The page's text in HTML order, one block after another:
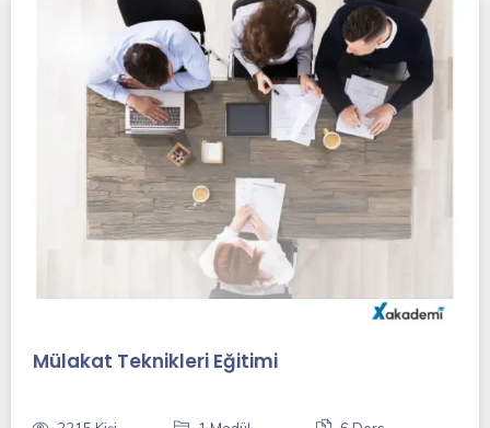
Mülakat Teknikleri Eğitimi